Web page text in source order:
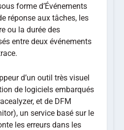
forme d’Événements
réponse aux tâches, les
ou la durée des
entre deux événements
d’un outil très visuel
de logiciels embarqués
et de DFM
un service basé sur le
les erreurs dans les